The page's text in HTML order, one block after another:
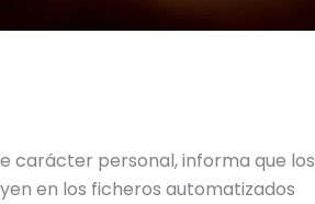
carácter personal, informa que los
en los ficheros automatizados